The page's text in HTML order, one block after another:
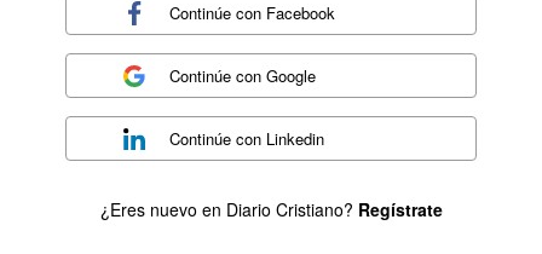
Continúe con Facebook
Continúe conGoogle
Continúe con Linkedin
¿Eres nuevo en Diario Cristiano? Regístrate